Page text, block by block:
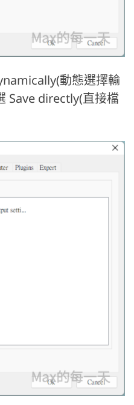
動態選擇輸
Save directly(直接檔